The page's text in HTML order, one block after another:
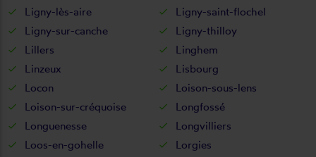
Ligny-lès-aire
Ligny-saint-flochel
Ligny-sur-canche
Ligny-thilloy
Lillers
Linghem
Linzeux
Lisbourg
Locon
Loison-sous-lens
Loison-sur-créquoise
Longfossé
Longuenesse
Longvilliers
Loos-en-gohelle
Lorgies